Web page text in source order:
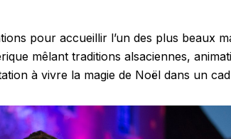
pour accueillir l’un des plus beaux
mêlant traditions alsaciennes,
à vivre la magie de Noël dans un